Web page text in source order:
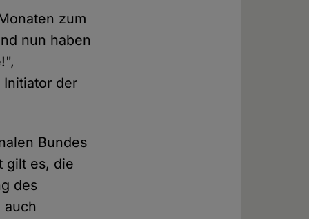
zum
nun haben
der
Bundes
gilt es, die
des
auch